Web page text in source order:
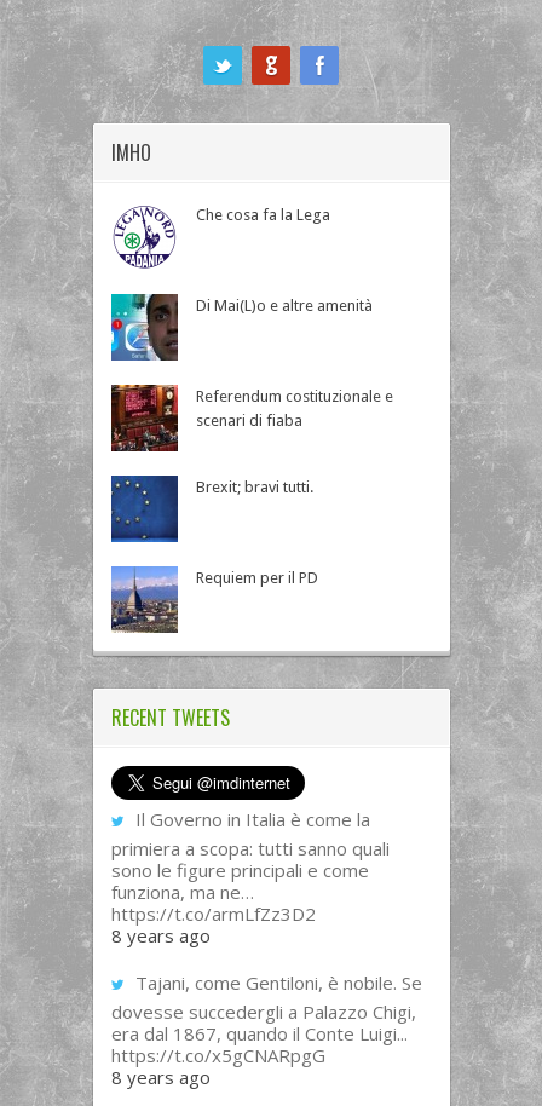
IMHO
Che cosa fa la Lega
Di Mai(L)o e altre amenità
Referendum costituzionale e
scenari di fiaba
Brexit; bravi tutti.
Requiem per il PD
RECENT TWEETS
Il Governo in Italia è come la
primiera a scopa: tutti sanno quali
sono le figure principali e come
funziona, ma ne…
https://t.co/armLfZz3D2
8 years ago
Tajani, come Gentiloni, è nobile. Se
dovesse succedergli a Palazzo Chigi,
era dal 1867, quando il Conte Luigi...
https://t.co/x5gCNARpgG
8 years ago